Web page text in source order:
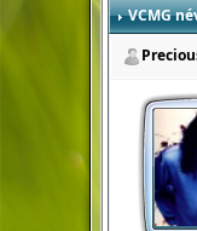
VCMG